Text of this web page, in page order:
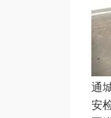
通
安